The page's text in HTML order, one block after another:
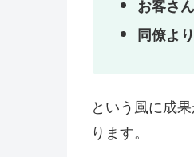
お客さ
同僚よ
という風に成
ります。